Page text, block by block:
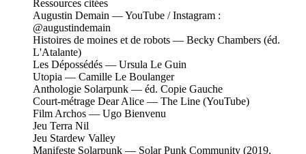
Ressources citées
Augustin Demain — YouTube / Instagram :
@augustindemain
Histoires de moines et de robots — Becky Chambers (éd.
L'Atalante)
Les Dépossédés — Ursula Le Guin
Utopia — Camille Le Boulanger
Anthologie Solarpunk — éd. Copie Gauche
Court-métrage Dear Alice — The Line (YouTube)
Film Archos — Ugo Bienvenu
Jeu Terra Nil
Jeu Stardew Valley
Manifeste Solarpunk — Solar Punk Community (2019,